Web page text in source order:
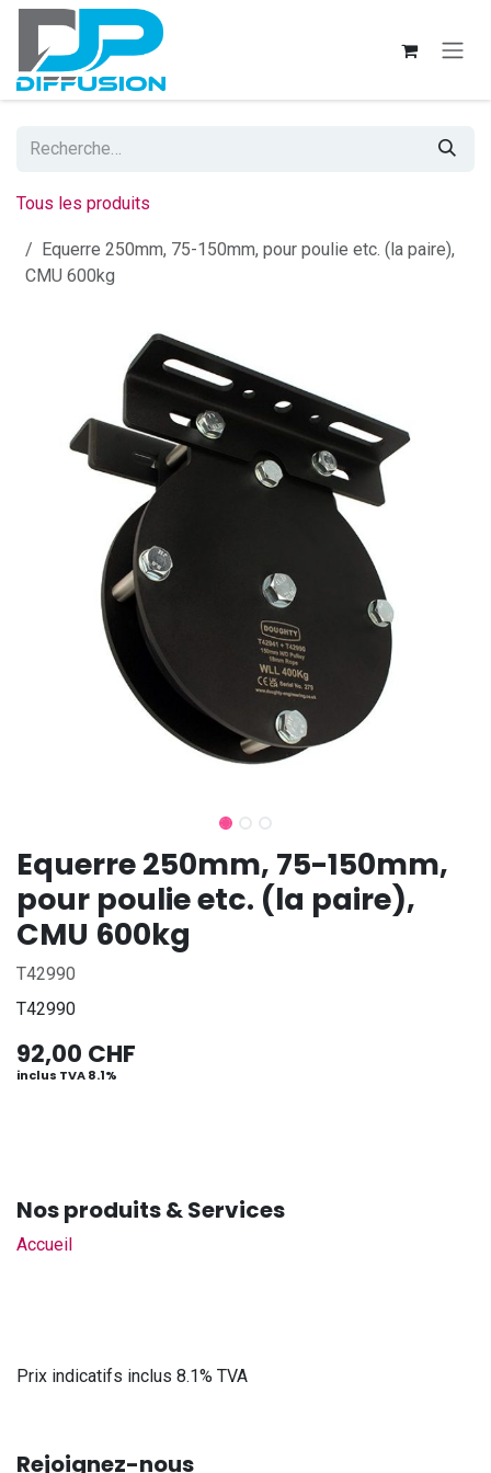
Se rendre au contenu
Tous les produits
Equerre 250mm, 75-150mm, pour poulie etc. (la paire),
CMU 600kg
Equerre 250mm, 75-150mm,
pour poulie etc. (la paire),
CMU 600kg
T42990
T42990
92,00 CHF
inclus TVA 8.1%
Nos produits & Services
Accueil
Prix indicatifs inclus 8.1% TVA
Rejoignez-nous